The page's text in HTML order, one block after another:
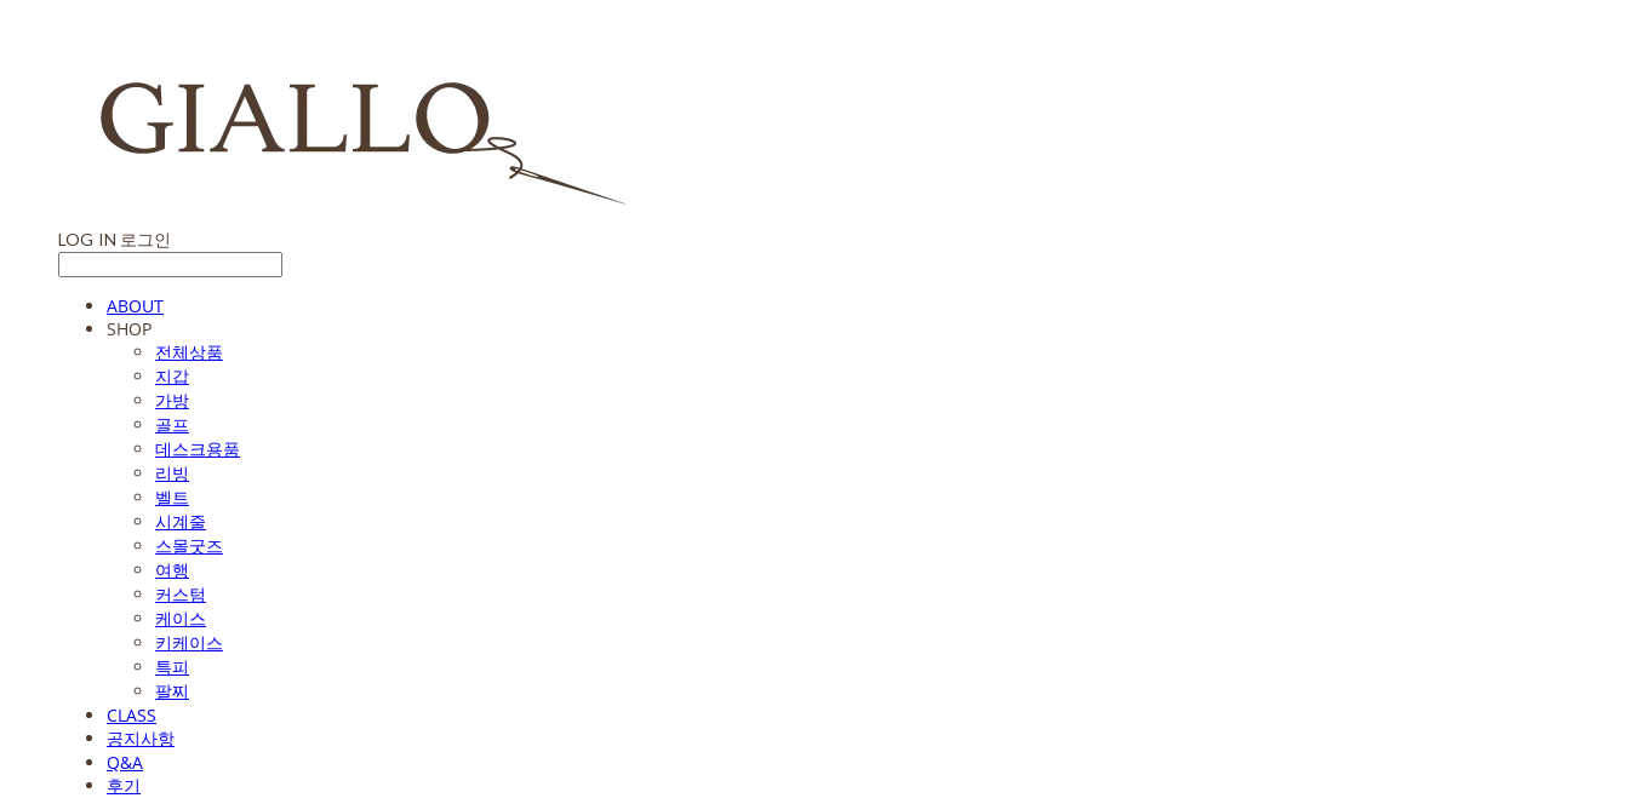
LOG IN 로그인
ABOUT
SHOP
전체상품
지갑
가방
골프
데스크용품
리빙
벨트
시계줄
스몰굿즈
여행
커스텀
케이스
키케이스
특피
팔찌
CLASS
공지사항
Q&A
후기